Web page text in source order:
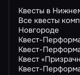
Квесты в
Все квесты
Новгороде
Квест-
Квест-
Квест
Квест-